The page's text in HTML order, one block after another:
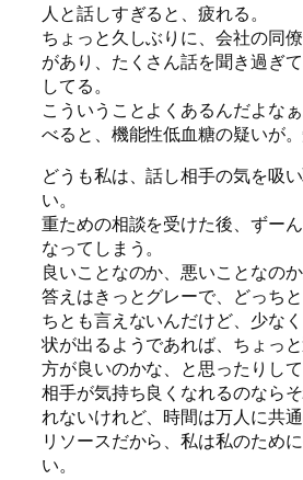
人と話しすぎると、疲れる。
ちょっと久しぶりに、会社の同
があり、たくさん話を聞き過ぎ
してる。
こういうことよくあるんだよな
べると、機能性低血糖の疑いが。
どうも私は、話し相手の気を吸
い。
重ための相談を受けた後、ずー
なってしまう。
良いことなのか、悪いことなのか
答えはきっとグレーで、どっち
ちとも言えないんだけど、少な
状が出るようであれば、ちょっ
方が良いのかな、と思ったりして
相手が気持ち良くなれるのなら
れないけれど、時間は万人に共
リソースだから、私は私のため
い。